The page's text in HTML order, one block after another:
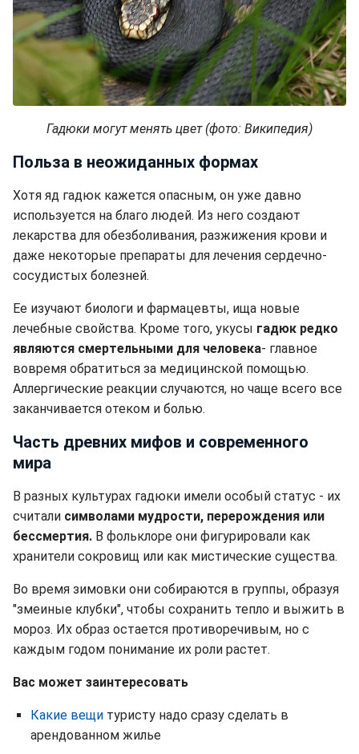
Гадюки могут менять цвет (фото: Википедия)
Польза в неожиданных формах
Хотя яд гадюк кажется опасным, он уже давно
используется на благо людей. Из него создают
лекарства для обезболивания, разжижения крови и
даже некоторые препараты для лечения сердечно-
сосудистых болезней.
Ее изучают биологи и фармацевты, ища новые
лечебные свойства. Кроме того, укусы гадюк редко
являются смертельными для человека- главное
вовремя обратиться за медицинской помощью.
Аллергические реакции случаются, но чаще всего все
заканчивается отеком и болью.
Часть древних мифов и современного
мира
В разных культурах гадюки имели особый статус - их
считали символами мудрости, перерождения или
бессмертия. В фольклоре они фигурировали как
хранители сокровищ или как мистические существа.
Во время зимовки они собираются в группы, образуя
"змеиные клубки", чтобы сохранить тепло и выжить в
мороз. Их образ остается противоречивым, но с
каждым годом понимание их роли растет.
Вас может заинтересовать
Какие вещи туристу надо сразу сделать в
арендованном жилье